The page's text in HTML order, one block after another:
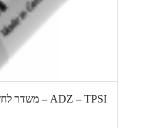
ADZ – TPSI – משדר לחץ וטמפרטורה תעשייתי